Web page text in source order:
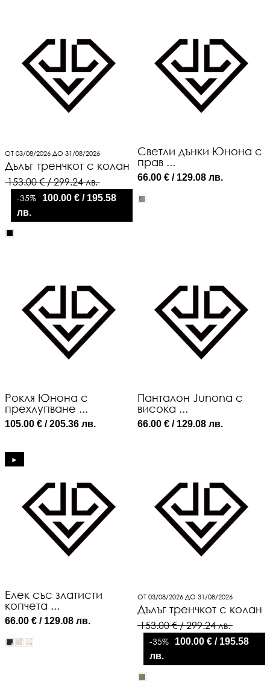
ОТ 03/08/2026 ДО 31/08/2026
Дълъг тренчкот с колан
153.00 € / 299.24 лв.
-35%
100.00 € / 195.58
лв.
Светли дънки Юнона с
прав ...
66.00 € / 129.08 лв.
Рокля Юнона с
прехлупване ...
105.00 € / 205.36 лв.
Панталон Junona с
висока ...
66.00 € / 129.08 лв.
►
Елек със златисти
копчета ...
66.00 € / 129.08 лв.
ОТ 03/08/2026 ДО 31/08/2026
Дълъг тренчкот с колан
153.00 € / 299.24 лв.
-35%
100.00 € / 195.58
лв.